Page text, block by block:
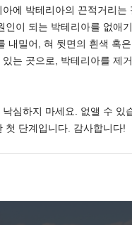
에 박테리아의 끈적거리
인이 되는 박테리아를 없애
내밀어, 혀 뒷면의 흰색 혹
는 곳으로, 박테리아를 제
심하지 마세요. 없앨 수
첫 단계입니다. 감사합니다!